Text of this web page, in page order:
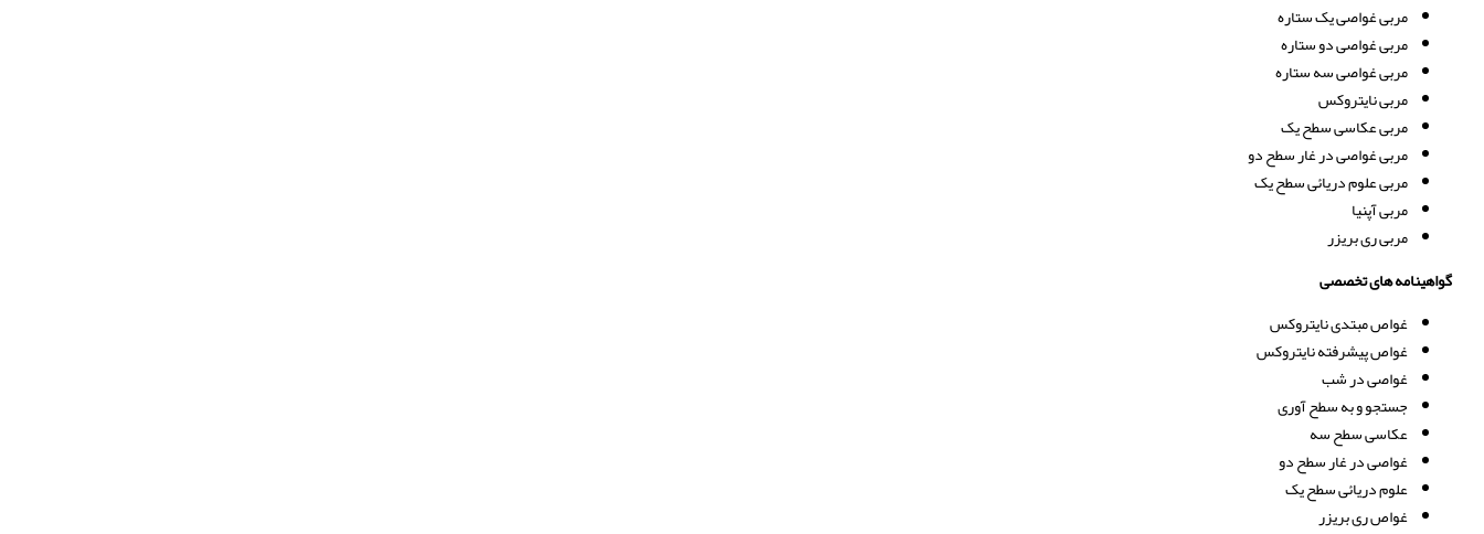
مربی غواصی یک ستاره
مربی غواصی دو ستاره
مربی غواصی سه ستاره
مربی نایتروکس
مربی عکاسی سطح یک
مربی غواصی در غار سطح دو
مربی علوم دریائی سطح یک
مربی آپنیا
مربی ری بریزر
گواهینامه های تخصصی
غواص مبتدی نایتروکس
غواص پیشرفته نایتروکس
غواصی در شب
جستجو و به سطح آوری
عکاسی سطح سه
غواصی در غار سطح دو
علوم دریائی سطح یک
غواص ری بریزر